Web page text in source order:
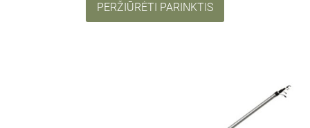
PERŽIŪRĖTI PARINKTIS